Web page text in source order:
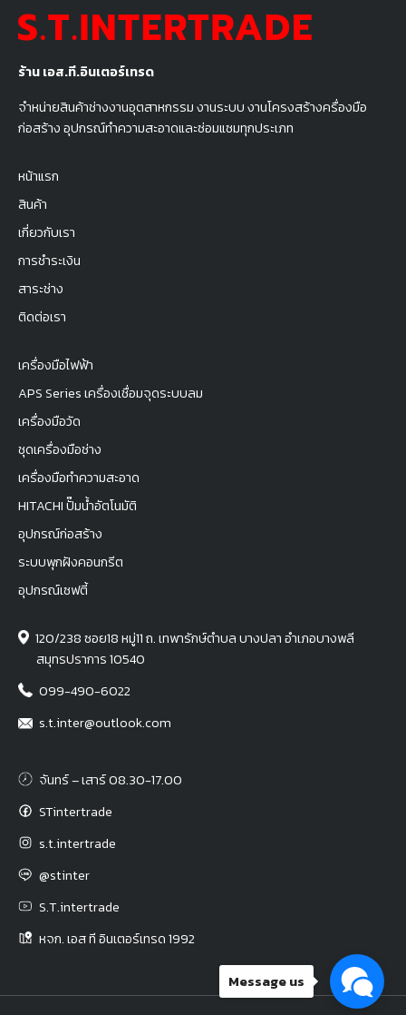
ร้าน เอส.ที.อินเตอร์เทรด
จำหน่ายสินค้าช่างงานอุตสาหกรรม งานระบบ งานโครงสร้างครื่องมือ
ก่อสร้าง อุปกรณ์ทำความสะอาดและซ่อมแซมทุกประเภท
หน้าแรก
สินค้า
เกี่ยวกับเรา
การชำระเงิน
สาระช่าง
ติดต่อเรา
เครื่องมือไฟฟ้า
APS Series เครื่องเชื่อมจุดระบบลม
เครื่องมือวัด
ชุดเครื่องมือช่าง
เครื่องมือทำความสะอาด
HITACHI ปั๊มน้ำอัตโนมัติ
อุปกรณ์ก่อสร้าง
ระบบพุกฝังคอนกรีต
อุปกรณ์เซฟตี้
120/238 ซอย18 หมู่11 ถ. เทพารักษ์ตำบล บางปลา อำเภอบางพลี
สมุทรปราการ 10540
099-490-6022
s.t.inter@outlook.com
จันทร์ – เสาร์ 08.30-17.00
STintertrade
s.t.intertrade
@stinter
S.T.intertrade
หจก. เอส ที อินเตอร์เทรด 1992
Message us